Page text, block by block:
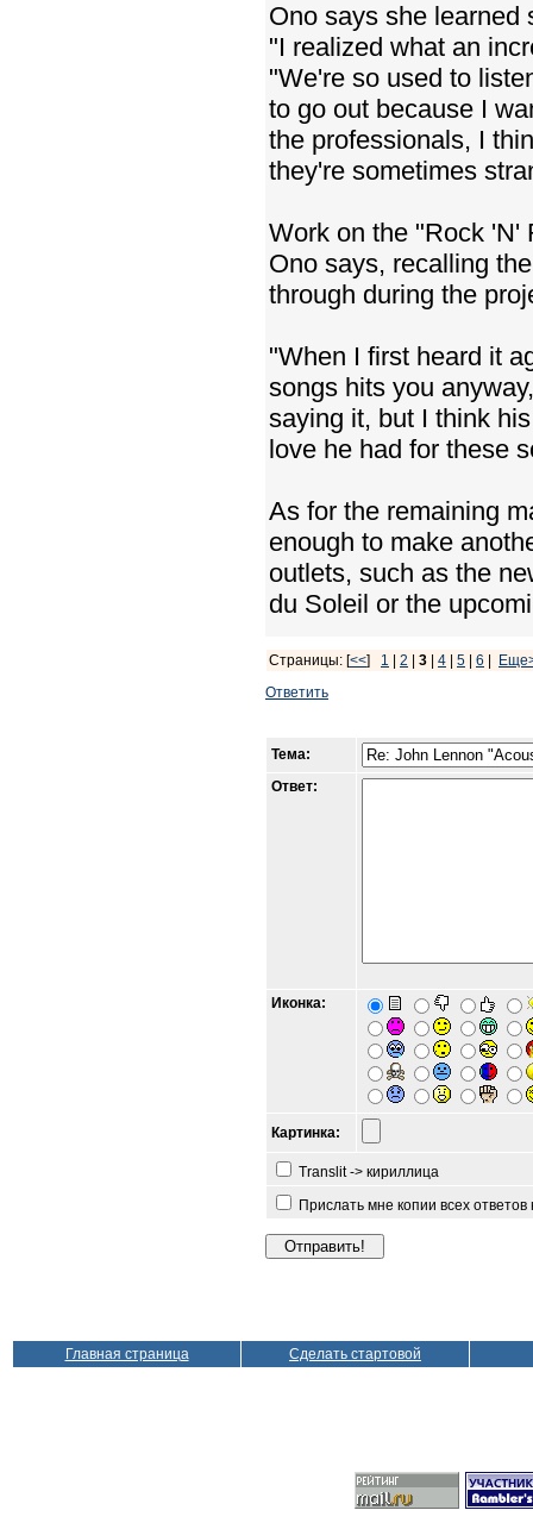
Ono says she learned
"I realized what an
"We're so used to
to go out because I
the professionals, I
they're sometimes
Work on the "Rock 'N'
Ono says, recalling
through during the
"When I first heard it
songs hits you
saying it, but I think
love he had for these
As for the remaining
enough to make
outlets, such as the
du Soleil or the
Страницы: [<<] 1 2 3 4 5 6
Ответить
Тема:
Ответ:
Иконка:
Картинка:
Translit -> кириллица
Прислать мне копии всех
Главная страница Сделать стартовой